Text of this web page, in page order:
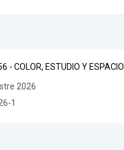
- COLOR, ESTUDIO Y ESPACIO
2026
1